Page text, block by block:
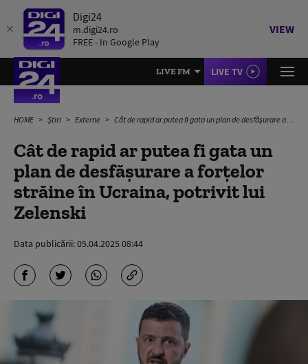
Digi24
m.digi24.ro
FREE - In Google Play
VIEW
LIVE FM LIVE TV
HOME Știri Externe Cât de rapid ar putea fi gata un plan de desfăşurare a forţelor străine în Ucraina, potrivit lui Zelenski
Cât de rapid ar putea fi gata un
plan de desfăşurare a forţelor
străine în Ucraina, potrivit lui
Zelenski
Data publicării:05.04.2025 08:44